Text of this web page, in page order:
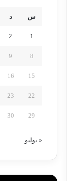
س د
1
2
8
9
15
16
22
23
29
30
« يوليو